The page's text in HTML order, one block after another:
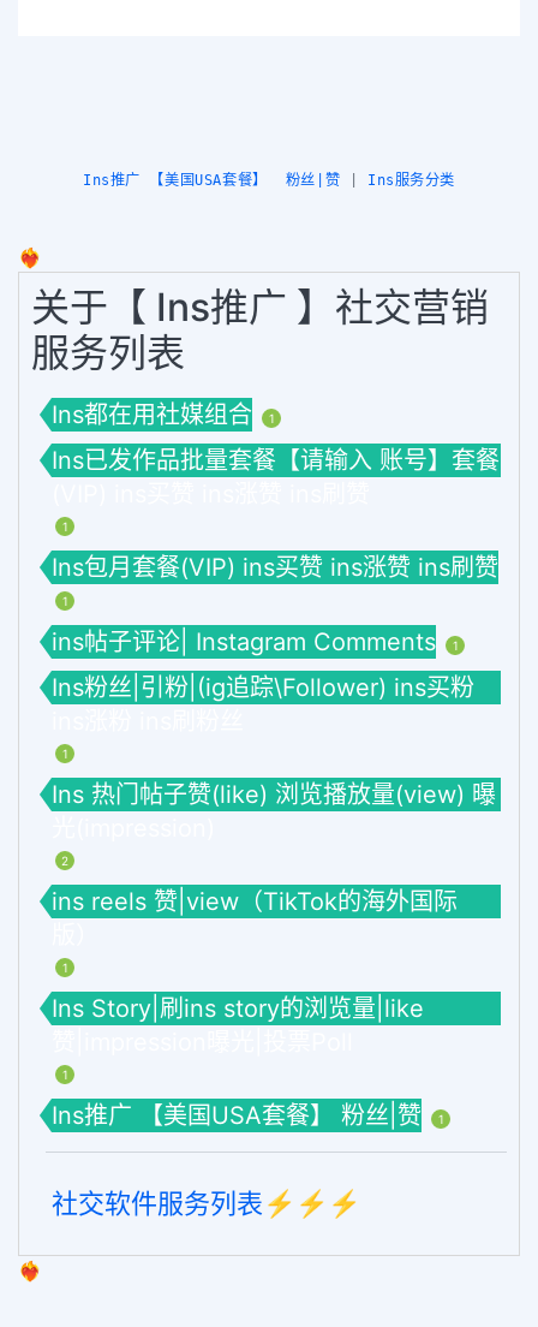
Ins推广 【美国USA套餐】  粉丝|赞 Ins服务分类
❤️‍🔥
关于【 Ins推广 】社交营销
服务列表
Ins都在用社媒组合 1
Ins已发作品批量套餐【请输入 账号】套餐
1
Ins包月套餐(VIP) ins买赞 ins涨赞 ins刷赞
1
ins帖子评论| Instagram Comments 1
Ins粉丝|引粉|(ig追踪\Follower) ins买粉
1
Ins 热门帖子赞(like) 浏览播放量(view) 曝
2
ins reels 赞|view（TikTok的海外国际
1
Ins Story|刷ins story的浏览量|like
1
Ins推广 【美国USA套餐】 粉丝|赞 1
社交软件服务列表⚡️⚡️⚡️
❤️‍🔥